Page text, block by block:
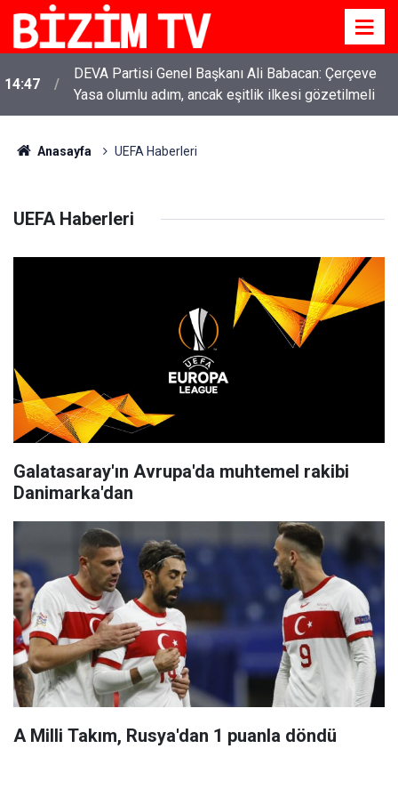
14:47
DEVA Partisi Genel Başkanı Ali Babacan: Çerçeve
Yasa olumlu adım, ancak eşitlik ilkesi gözetilmeli
Anasayfa UEFA Haberleri
UEFA Haberleri
Galatasaray'ın Avrupa'da muhtemel rakibi
Danimarka'dan
A Milli Takım, Rusya'dan 1 puanla döndü